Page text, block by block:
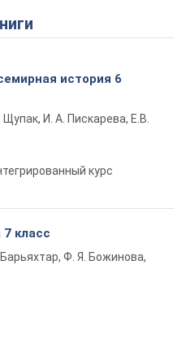
история 6
Щупак, И. А. Пискарева, Е.В.
курс
класс
Барьяхтар, Ф. Я. Божинова,